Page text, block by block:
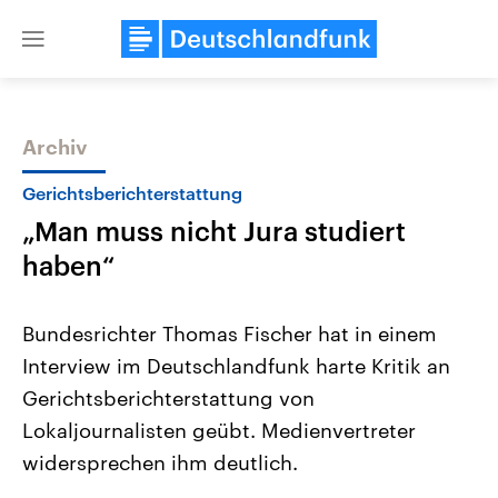
Close
Themen
Landtagswahl Sachsen-Anhalt
2026
Alle Informationen
Sachsen-Anhalt wählt am 6.
September 2026 einen neuen
Landtag. Seit 2021 wird das
Aktuelle Beiträge,
Hintergründe
Wirtschaftlich und
Archiv
Gerichtsberichterstattung
„Man muss nicht Jura studiert
haben“
Bundesrichter Thomas Fischer hat in einem
Interview im Deutschlandfunk harte Kritik an
Gerichtsberichterstattung von
Lokaljournalisten geübt. Medienvertreter
widersprechen ihm deutlich.